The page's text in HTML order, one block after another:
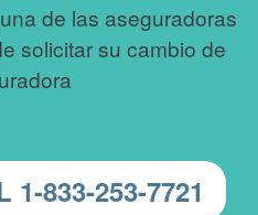
de las aseguradoras
solicitar su cambio de
1-833-253-7721